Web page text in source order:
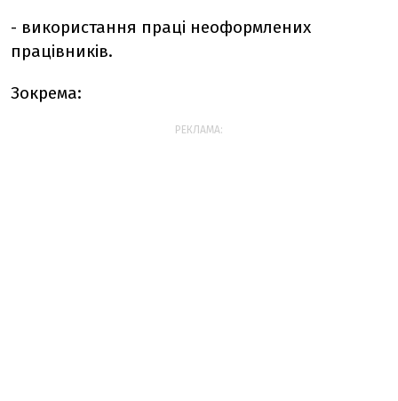
- використання праці неоформлених
працівників.
Зокрема:
РЕКЛАМА: